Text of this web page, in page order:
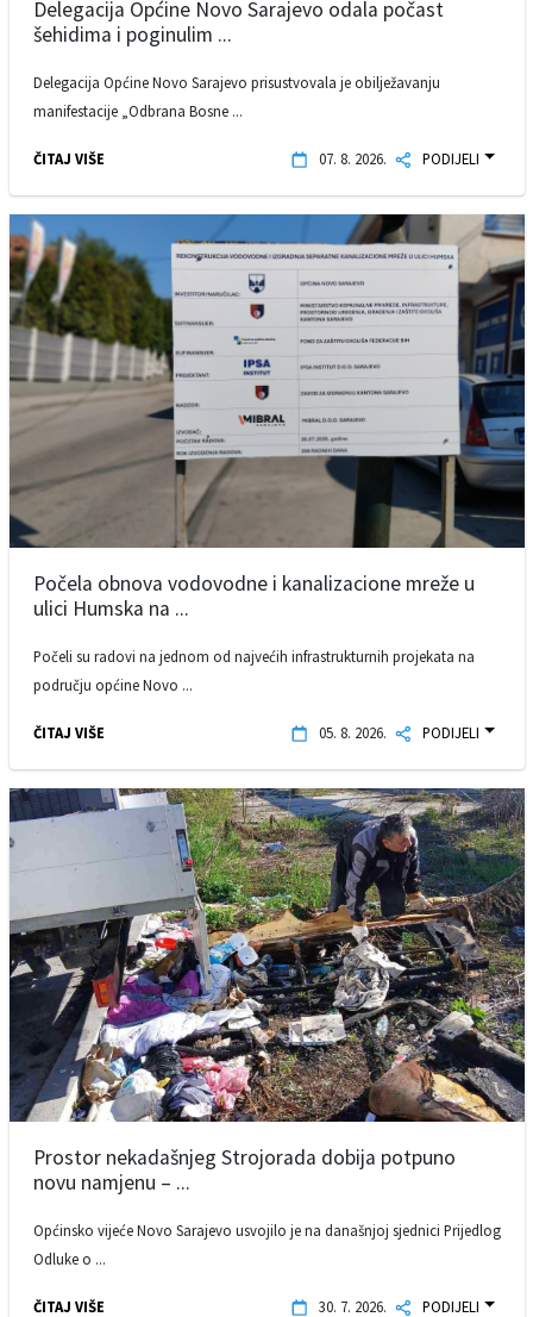
Delegacija Općine Novo Sarajevo odala počast
šehidima i poginulim ...
Delegacija Općine Novo Sarajevo prisustvovala je obilježavanju
manifestacije „Odbrana Bosne ...
ČITAJ VIŠE 07. 8. 2026. PODIJELI
Počela obnova vodovodne i kanalizacione mreže u
ulici Humska na ...
Počeli su radovi na jednom od najvećih infrastrukturnih projekata na
području općine Novo ...
ČITAJ VIŠE 05. 8. 2026. PODIJELI
Prostor nekadašnjeg Strojorada dobija potpuno
novu namjenu – ...
Općinsko vijeće Novo Sarajevo usvojilo je na današnjoj sjednici Prijedlog
Odluke o ...
ČITAJ VIŠE 30. 7. 2026. PODIJELI